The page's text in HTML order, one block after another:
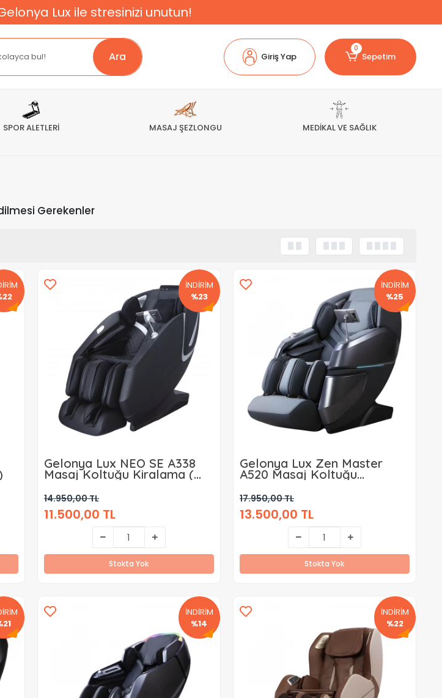
Lux ile stresinizi unutun!
Ara Giriş Yap
0
Sepetim
SPOR ALETLERİ MASAJ ŞEZLONGU MEDİKAL VE SAĞLIK
Gerekenler
İNDİRİM
%23
Gelonya Lux NEO SE A338
Masaj Koltuğu Kiralama (
Aylık )
14.950,00 TL
11.500,00 TL
Stokta Yok
İNDİRİM
%25
Gelonya Lux Zen Master
A520 Masaj Koltuğu
Kiralama ( Aylık )
17.950,00 TL
13.500,00 TL
Stokta Yok
İNDİRİM
%14
İNDİRİM
%22